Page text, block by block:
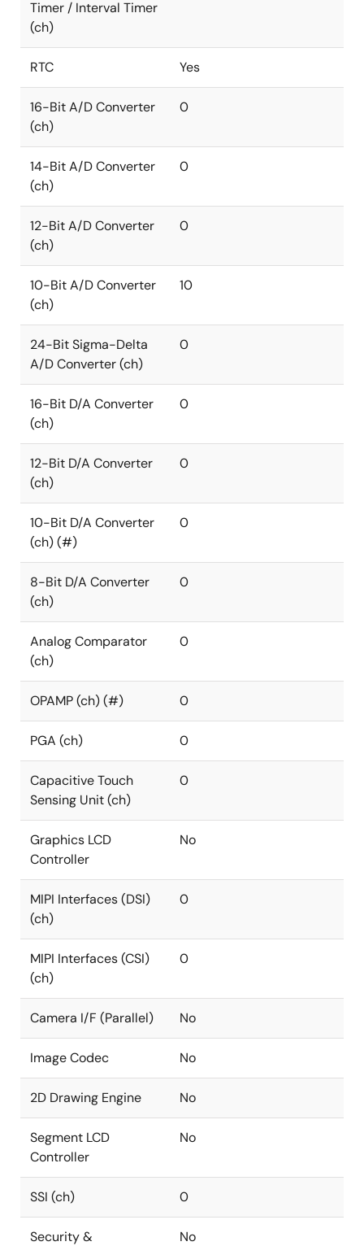
Timer / Interval Timer
(ch)
RTC Yes
16-Bit A/D Converter
(ch)
0
14-Bit A/D Converter
(ch)
0
12-Bit A/D Converter
(ch)
0
10-Bit A/D Converter
(ch)
10
24-Bit Sigma-Delta
A/D Converter (ch)
0
16-Bit D/A Converter
(ch)
0
12-Bit D/A Converter
(ch)
0
10-Bit D/A Converter
(ch) (#)
0
8-Bit D/A Converter
(ch)
0
Analog Comparator
(ch)
0
OPAMP (ch) (#) 0
PGA (ch) 0
Capacitive Touch
Sensing Unit (ch)
0
Graphics LCD
Controller
No
MIPI Interfaces (DSI)
(ch)
0
MIPI Interfaces (CSI)
(ch)
0
Camera I/F (Parallel) No
Image Codec No
2D Drawing Engine No
Segment LCD
Controller
No
SSI (ch) 0
Security &
No